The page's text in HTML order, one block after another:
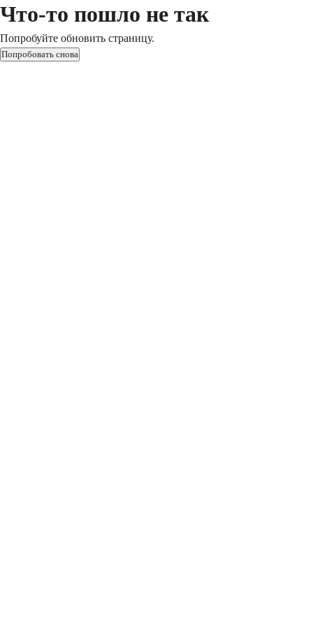
Что-то пошло не так
Попробуйте обновить страницу.
Попробовать снова